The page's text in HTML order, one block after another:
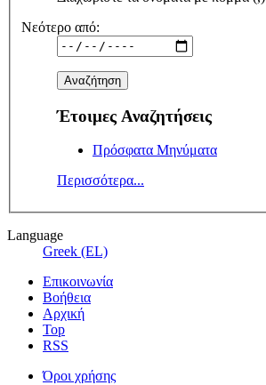
Νεότερο από:
Έτοιμες Αναζητήσεις
Πρόσφατα Μηνύματα
Περισσότερα...
Language
Greek (EL)
Επικοινωνία
Βοήθεια
Αρχική
Top
RSS
Όροι χρήσης